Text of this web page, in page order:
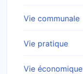
Vie communale
Vie pratique
Vie économique